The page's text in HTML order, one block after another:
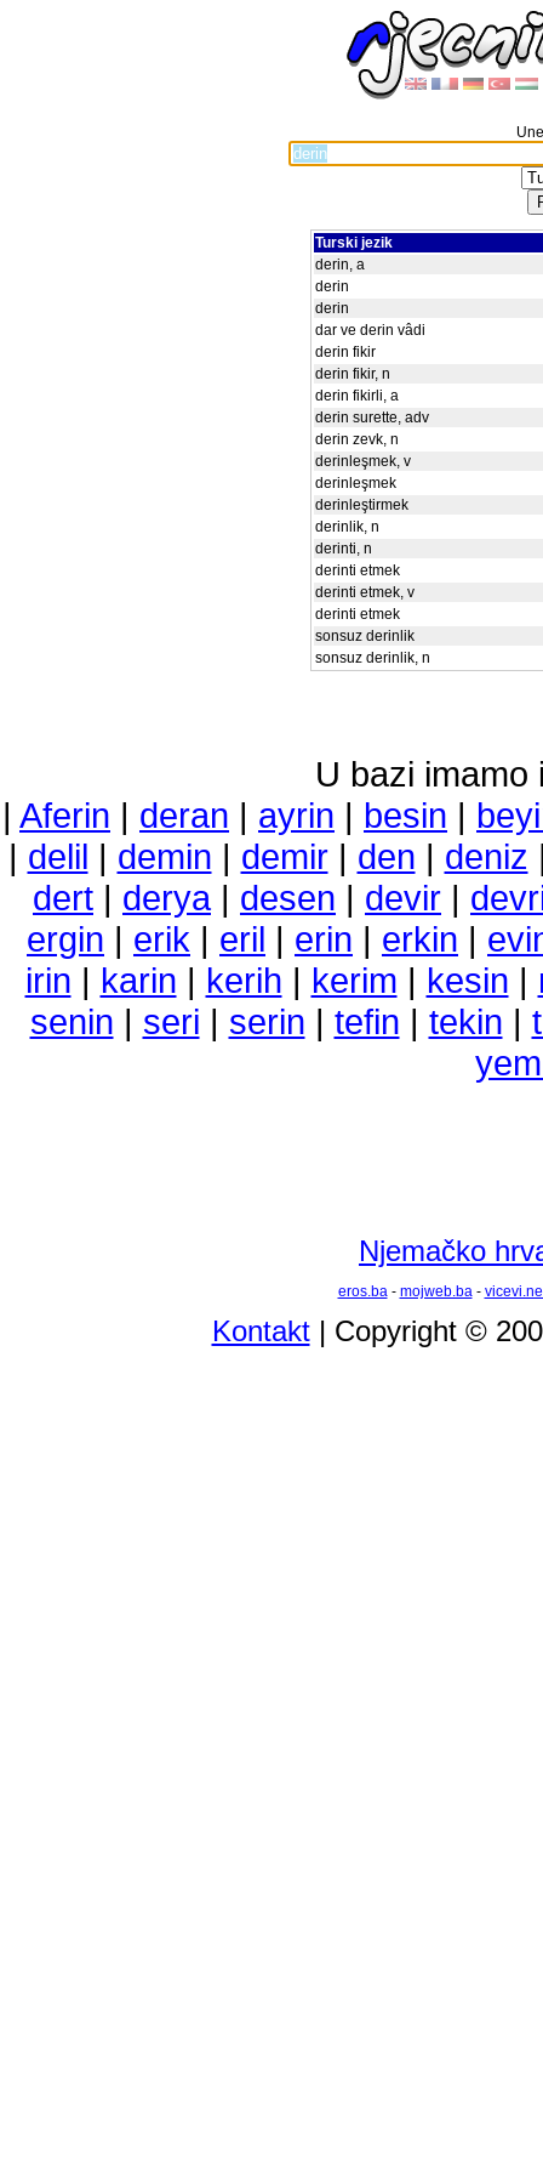
Turski jezik
derin, a
derin
derin
dar ve derin vâdi
derin fikir
derin fikir, n
derin fikirli, a
derin surette, adv
derin zevk, n
derinleşmek, v
derinleşmek
derinleştirmek
derinlik, n
derinti, n
derinti etmek
derinti etmek, v
derinti etmek
sonsuz derinlik
sonsuz derinlik, n
U bazi imamo
| Aferin | deran | ayrin | besin |
| delil | demin | demir| den | deniz
dert | derya| desen | devir |
ergin | erik | eril | erin | erkin |
irin | karin | kerih | kerim | kesin |
senin | seri | serin | tefin | tekin |
Njemačko
eros.ba- mojweb.ba-
Kontakt| Copyright ©